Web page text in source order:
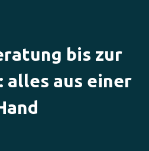
bis zur
aus einer